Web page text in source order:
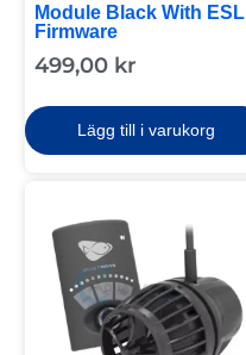
Module Black With ESL
Firmware
499,00 kr
Lägg till i varukorg